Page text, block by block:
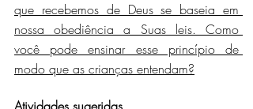
que recebemos de Deus se baseia em
nossa obediência a Suas leis. Como
você pode ensinar esse princípio de
modo que as crianças entendam?